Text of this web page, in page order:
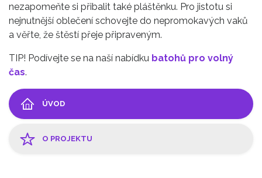
nezapomeňte si přibalit také pláštěnku. Pro jistotu si
nejnutnější oblečení schovejte do nepromokavých vaků
a věřte, že štěstí přeje připraveným.
TIP! Podívejte se na naší nabídku batohů pro volný
čas.
ÚVOD
O PROJEKTU